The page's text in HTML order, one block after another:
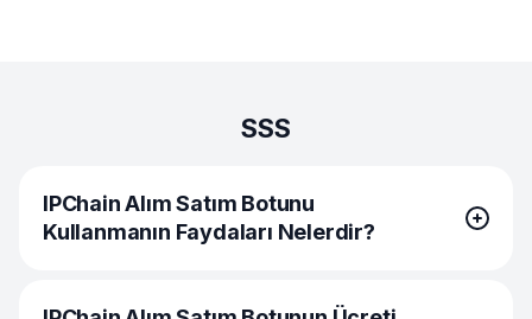
SSS
IPChain Alım Satım Botunu
Kullanmanın Faydaları Nelerdir?
IPC Alım Satım Botlarını kullanmanın birden çok faydası